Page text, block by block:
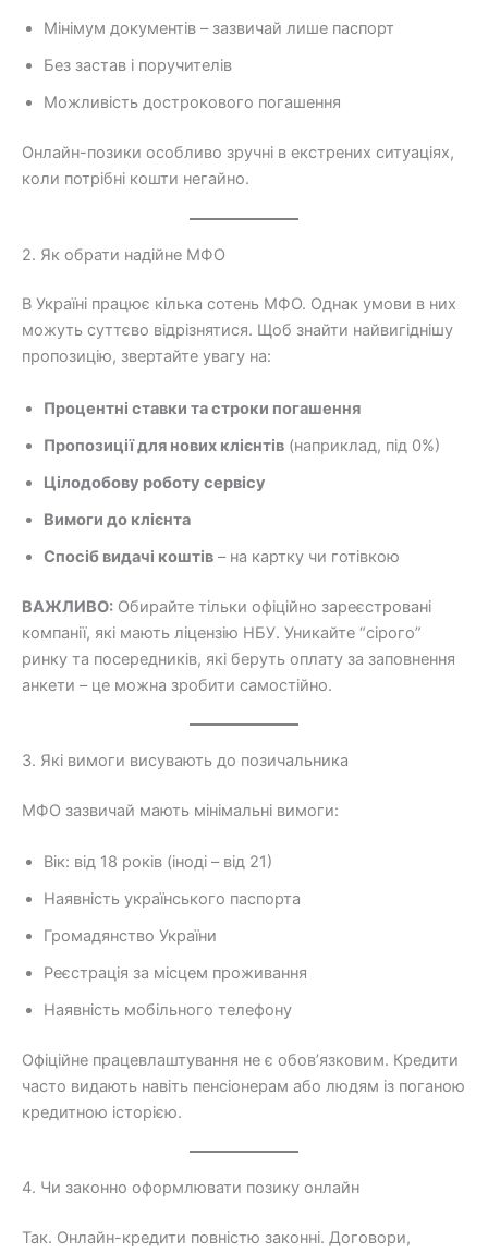
Мінімум документів – зазвичай лише паспорт
Без застав і поручителів
Можливість дострокового погашення
Онлайн-позики особливо зручні в екстрених ситуаціях,
коли потрібні кошти негайно.
2. Як обрати надійне МФО
В Україні працює кілька сотень МФО. Однак умови в них
можуть суттєво відрізнятися. Щоб знайти найвигіднішу
пропозицію, звертайте увагу на:
Процентні ставки та строки погашення
Пропозиції для нових клієнтів (наприклад, під 0%)
Цілодобову роботу сервісу
Вимоги до клієнта
Спосіб видачі коштів – на картку чи готівкою
ВАЖЛИВО: Обирайте тільки офіційно зареєстровані
компанії, які мають ліцензію НБУ. Уникайте “сірого”
ринку та посередників, які беруть оплату за заповнення
анкети – це можна зробити самостійно.
3. Які вимоги висувають до позичальника
МФО зазвичай мають мінімальні вимоги:
Вік: від 18 років (іноді – від 21)
Наявність українського паспорта
Громадянство України
Реєстрація за місцем проживання
Наявність мобільного телефону
Офіційне працевлаштування не є обов’язковим. Кредити
часто видають навіть пенсіонерам або людям із поганою
кредитною історією.
4. Чи законно оформлювати позику онлайн
Так. Онлайн-кредити повністю законні. Договори,